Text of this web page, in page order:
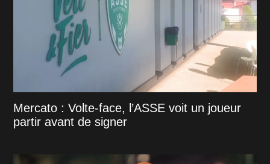
Mercato : Volte-face, l’ASSE voit un joueur
partir avant de signer